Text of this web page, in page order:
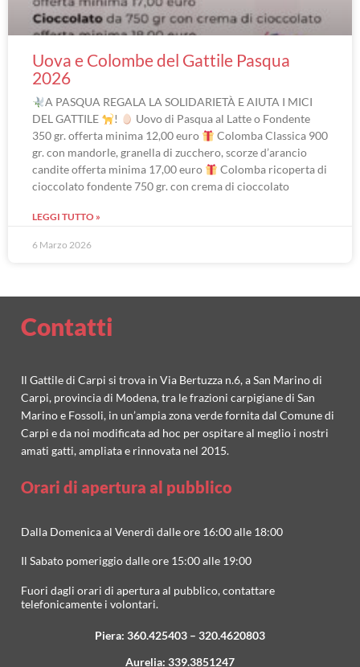
Uova e Colombe del Gattile Pasqua
2026
A PASQUA REGALA LA SOLIDARIETÀ E AIUTA I MICI
DEL GATTILE
!
Uovo di Pasqua al Latte o Fondente
350 gr. offerta minima 12,00 euro
Colomba Classica 900
gr. con mandorle, granella di zucchero, scorze d’arancio
candite offerta minima 17,00 euro
Colomba ricoperta di
cioccolato fondente 750 gr. con crema di cioccolato
LEGGI TUTTO »
6 Marzo 2026
Contatti
Il Gattile di Carpi si trova in Via Bertuzza n.6, a San Marino di
Carpi, provincia di Modena, tra le frazioni carpigiane di San
Marino e Fossoli, in un’ampia zona verde fornita dal Comune di
Carpi e da noi modificata ad hoc per ospitare al meglio i nostri
amati gatti, ampliata e rinnovata nel 2015.
Orari di apertura al pubblico
Dalla Domenica al Venerdì dalle ore 16:00 alle 18:00
Il Sabato pomeriggio dalle ore 15:00 alle 19:00
Fuori dagli orari di apertura al pubblico, contattare
telefonicamente i volontari.
Piera: 360.425403 – 320.4620803
Aurelia: 339.3851247